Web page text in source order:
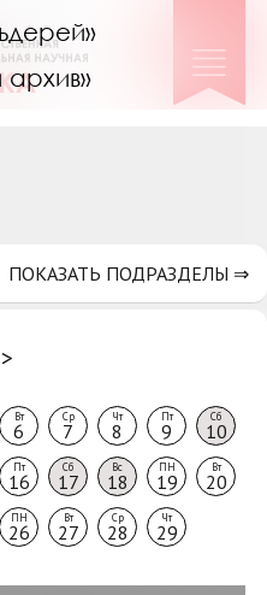
>
Вт
6
Ср
7
Чт
8
Пт
9
Сб
10
Пт
16
Сб
17
Вс
18
ПН
19
Вт
20
ПН
26
Вт
27
Ср
28
Чт
29
ПОКАЗАТЬ ПОДРАЗДЕЛЫ ⇒